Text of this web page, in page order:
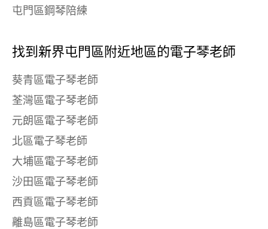
屯門區鋼琴陪練
找到新界屯門區附近地區的電子琴老師
葵青區電子琴老師
荃灣區電子琴老師
元朗區電子琴老師
北區電子琴老師
大埔區電子琴老師
沙田區電子琴老師
西貢區電子琴老師
離島區電子琴老師